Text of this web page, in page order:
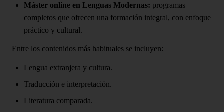
Máster online en Lenguas Modernas: programas
completos que ofrecen una formación integral, con enfoque
práctico y cultural.
Entre los contenidos más habituales se incluyen:
Lengua extranjera y cultura.
Traducción e interpretación.
Literatura comparada.